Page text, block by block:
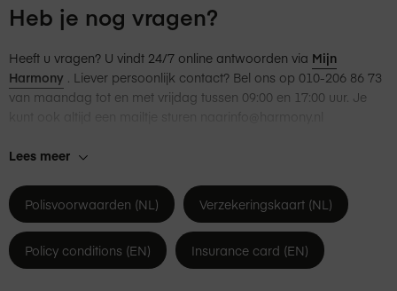
schade of diefstal betaalt. In het geval van schade of diefstal zal
dit bedrag automatisch eenmalig worden geïncasseerd. Het
bedrag van het eigen risico is afhankelijk van de
aankoopwaarde van het jouw product. Onze Apple-expert kan
je hier meer informatie over geven.
Heb je nog vragen?
Heeft u vragen? U vindt 24/7 online antwoorden via Mijn
Harmony . Liever persoonlijk contact? Bel ons op 010-206 86 73
van maandag tot en met vrijdag tussen 09:00 en 17:00 uur. Je
voorwaarden. Lees voor meer duidelijkheid de
verzekeringskaart en de voorwaarden.
Lees meer
Polisvoorwaarden (NL) Verzekeringskaart (NL)
Policy conditions (EN) Insurance card (EN)